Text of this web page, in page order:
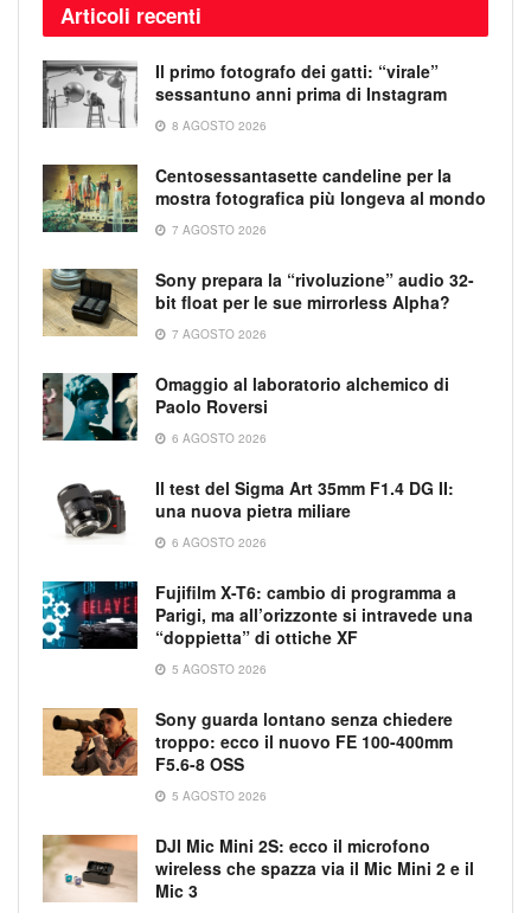
Articoli recenti
Il primo fotografo dei gatti: “virale”
sessantuno anni prima di Instagram
8 AGOSTO 2026
Centosessantasette candeline per la
mostra fotografica più longeva al mondo
7 AGOSTO 2026
Sony prepara la “rivoluzione” audio 32-
bit float per le sue mirrorless Alpha?
7 AGOSTO 2026
Omaggio al laboratorio alchemico di
Paolo Roversi
6 AGOSTO 2026
Il test del Sigma Art 35mm F1.4 DG II:
una nuova pietra miliare
6 AGOSTO 2026
Fujifilm X-T6: cambio di programma a
Parigi, ma all’orizzonte si intravede una
“doppietta” di ottiche XF
5 AGOSTO 2026
Sony guarda lontano senza chiedere
troppo: ecco il nuovo FE 100-400mm
F5.6-8 OSS
5 AGOSTO 2026
DJI Mic Mini 2S: ecco il microfono
wireless che spazza via il Mic Mini 2 e il
Mic 3